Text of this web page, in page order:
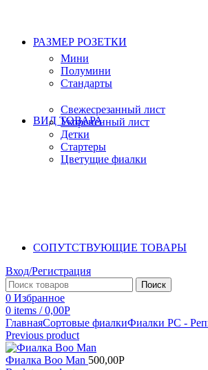
РАЗМЕР РОЗЕТКИ
Мини
Полумини
Стандарты
ВИД ТОВАРА
Свежесрезанный лист
Укорененный лист
Детки
Стартеры
Цветущие фиалки
СОПУТСТВУЮЩИЕ ТОВАРЫ
Вход/Регистрация
Поиск
0 Избранное
0 items / 0,00Р
ГлавнаяСортовые фиалкиФиалки РС -
Previous product
Фиалка Boo Man 500,00Р